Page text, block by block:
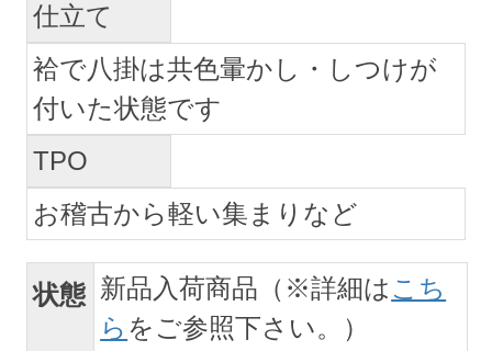
仕立て
袷で八掛は共色暈かし・しつけが
付いた状態です
TPO
お稽古から軽い集まりなど
状態 新品入荷商品（※詳細は こち
ら をご参照下さい。）